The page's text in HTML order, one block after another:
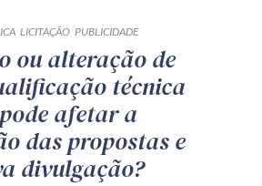
LICITAÇÃO PUBLICIDADE
ou alteração de
técnica
afetar a
das propostas e
divulgação?